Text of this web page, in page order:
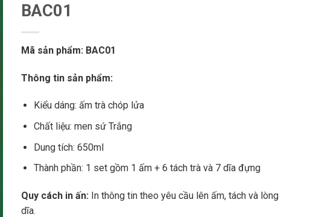
BAC01
Mã sản phẩm: BAC01
Thông tin sản phẩm:
Kiểu dáng: ấm trà chóp lửa
Chất liệu: men sứ Trắng
Dung tích: 650ml
Thành phần: 1 set gồm 1 ấm + 6 tách trà và 7 dĩa đựng
Quy cách in ấn: In thông tin theo yêu cầu lên ấm, tách và lòng
dĩa.